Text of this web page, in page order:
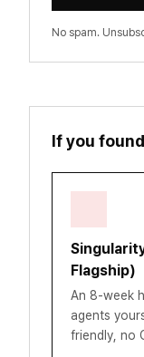
No spam.
If you
Flagship)
An 8-week
agents
friendly, no